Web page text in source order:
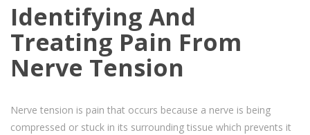
Identifying And
Treating Pain From
Nerve Tension
Nerve tension is pain that occurs because a nerve is being
compressed or stuck in its surrounding tissue which prevents it